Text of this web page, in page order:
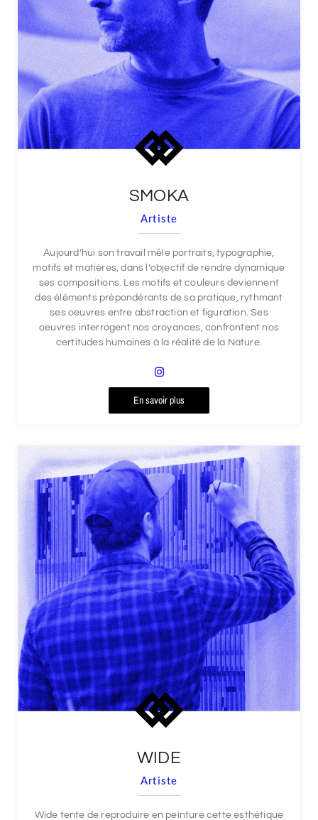
SMOKA
Artiste
Aujourd’hui son travail mêle portraits, typographie,
motifs et matières, dans l’objectif de rendre dynamique
ses compositions. Les motifs et couleurs deviennent
des éléments prépondérants de sa pratique, rythmant
ses oeuvres entre abstraction et figuration. Ses
oeuvres interrogent nos croyances, confrontent nos
certitudes humaines à la réalité de la Nature.
En savoir plus
WIDE
Artiste
Wide tente de reproduire en peinture cette esthétique